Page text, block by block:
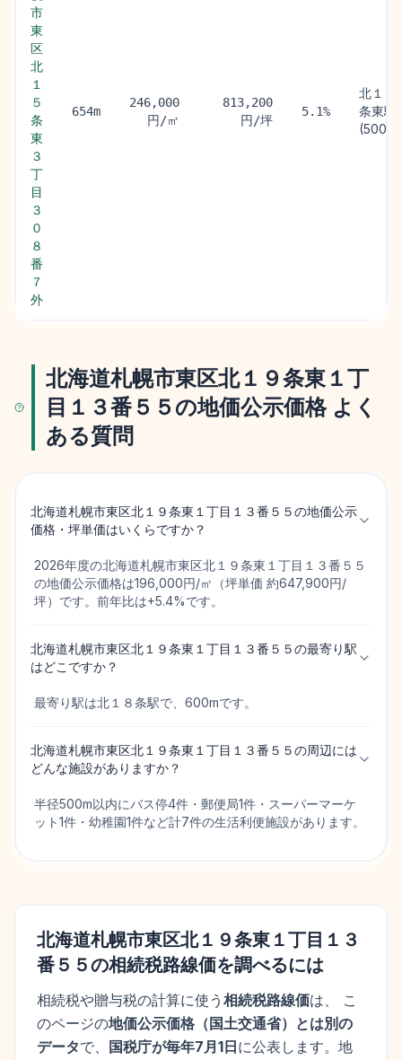
市
東
区
北
１
５
条
東
３
丁
目
３
０
８
番
７
外
654m
246,000
円/㎡
813,200
円/坪
5.1%
北１３
条東駅
(500m)
北海道札幌市東区北１９条東１丁
目１３番５５の地価公示価格 よく
ある質問
北海道札幌市東区北１９条東１丁目１３番５５の地価公示
価格・坪単価はいくらですか？
2026年度の北海道札幌市東区北１９条東１丁目１３番５５
の地価公示価格は196,000円/㎡（坪単価 約647,900円/
坪）です。前年比は+5.4%です。
北海道札幌市東区北１９条東１丁目１３番５５の最寄り駅
はどこですか？
最寄り駅は北１８条駅で、600mです。
北海道札幌市東区北１９条東１丁目１３番５５の周辺には
どんな施設がありますか？
半径500m以内にバス停4件・郵便局1件・スーパーマーケ
ット1件・幼稚園1件など計7件の生活利便施設があります。
北海道札幌市東区北１９条東１丁目１３
番５５の相続税路線価を調べるには
相続税や贈与税の計算に使う 相続税路線価は、 こ
のページの地価公示価格 （ 国土交通省）とは別の
データで、 国税庁が毎年7月1日に公表します。 地